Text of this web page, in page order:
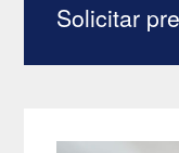
Solicitar